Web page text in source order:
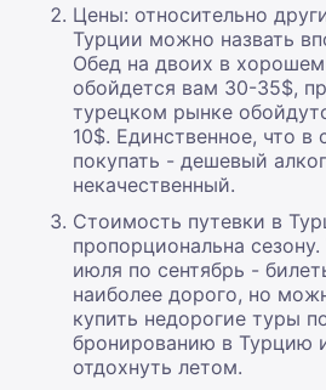
Цены: относительно
Турции можно назвать
Обед на двоих в
обойдется вам 30-35$,
турецком рынке
10$. Единственное, что в
покупать - дешевый
некачественный.
Стоимость путевки в
пропорциональна
июля по сентябрь -
наиболее дорого, но
купить недорогие туры
бронированию в Турцию
отдохнуть летом.